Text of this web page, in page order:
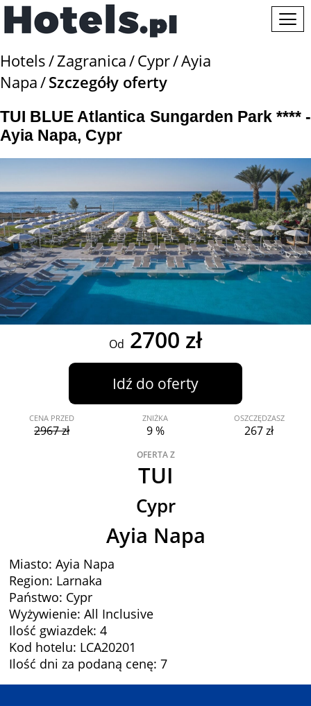
Hotels Zagranica Cypr Ayia
Napa Szczegóły oferty
TUI BLUE Atlantica Sungarden Park **** -
Ayia Napa, Cypr
Od 2700 zł
Idź do oferty
CENA PRZED
2967 zł
ZNIŻKA
9 %
OSZCZĘDZASZ
267 zł
OFERTA Z
TUI
Cypr
Ayia Napa
Miasto: Ayia Napa
Region: Larnaka
Państwo: Cypr
Wyżywienie: All Inclusive
Ilość gwiazdek: 4
Kod hotelu: LCA20201
Ilość dni za podaną cenę: 7